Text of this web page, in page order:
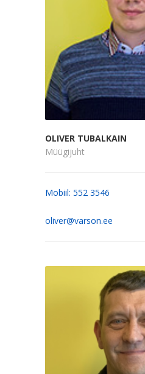
OLIVER TUBALKAIN
Müügijuht
Mobiil: 552 3546
oliver@varson.ee